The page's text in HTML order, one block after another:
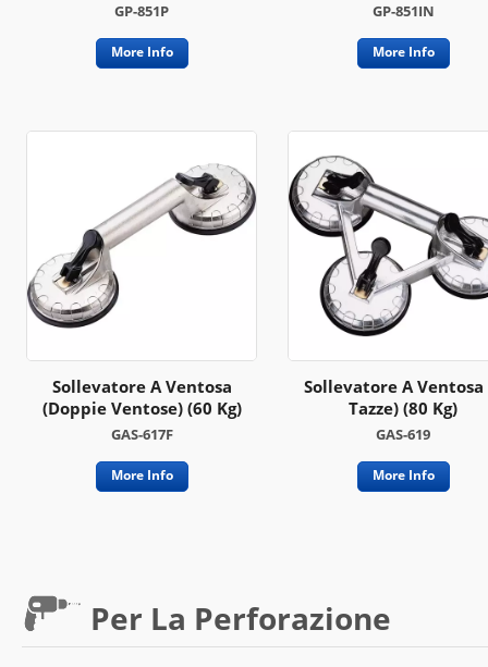
GP-851P
More Info
GP-851IN
More Info
Sollevatore A Ventosa
(doppie Ventose) (60 Kg)
GAS-617F
More Info
Sollevatore A Ventosa
Tazze) (80 Kg)
GAS-619
More Info
Per La Perforazione